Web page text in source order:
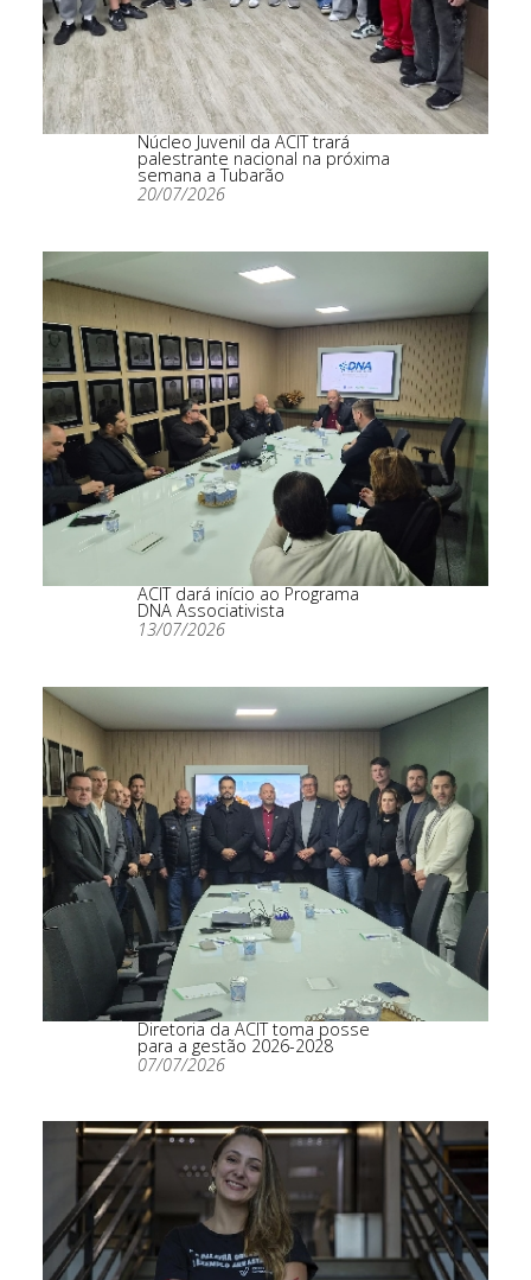
Núcleo Juvenil da ACIT trará
palestrante nacional na próxima
semana a Tubarão
20/07/2026
ACIT dará início ao Programa
DNA Associativista
13/07/2026
Diretoria da ACIT toma posse
para a gestão 2026-2028
07/07/2026